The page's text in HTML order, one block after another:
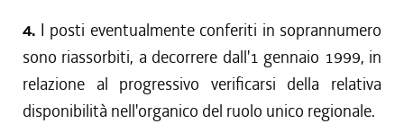
4. I posti eventualmente conferiti in soprannumero
sono riassorbiti, a decorrere dall'1 gennaio 1999, in
relazione al progressivo verificarsi della relativa
disponibilità nell'organico del ruolo unico regionale.